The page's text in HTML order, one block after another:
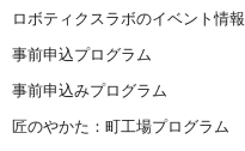
ロボティクスラボのイベント情報
事前申込プログラム
事前申込みプログラム
匠のやかた：町工場プログラム